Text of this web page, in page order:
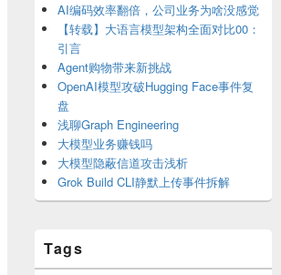
AI编码效率翻倍，公司业务为啥没感觉
【转载】大语言模型架构全面对比00：
引言
Agent购物带来新挑战
OpenAI模型攻破Hugging Face事件复
盘
浅聊Graph Engineering
大模型业务赚钱吗
大模型隐蔽信道攻击浅析
Grok Build CLI静默上传事件拆解
Tags